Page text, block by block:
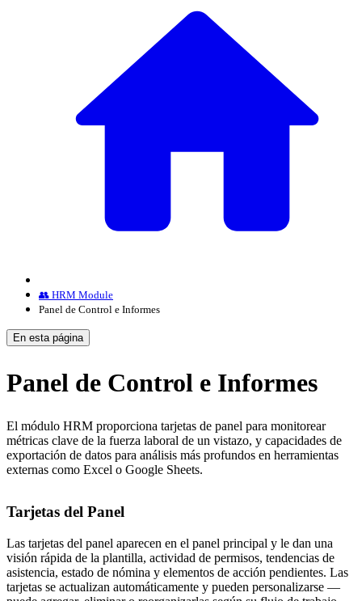
👥 HRM Module
Panel de Control e Informes
En esta página
Panel de Control e Informes
El módulo HRM proporciona tarjetas de panel para monitorear
métricas clave de la fuerza laboral de un vistazo, y capacidades de
exportación de datos para análisis más profundos en herramientas
externas como Excel o Google Sheets.
Tarjetas del Panel
Las tarjetas del panel aparecen en el panel principal y le dan una
visión rápida de la plantilla, actividad de permisos, tendencias de
asistencia, estado de nómina y elementos de acción pendientes. Las
tarjetas se actualizan automáticamente y pueden personalizarse —